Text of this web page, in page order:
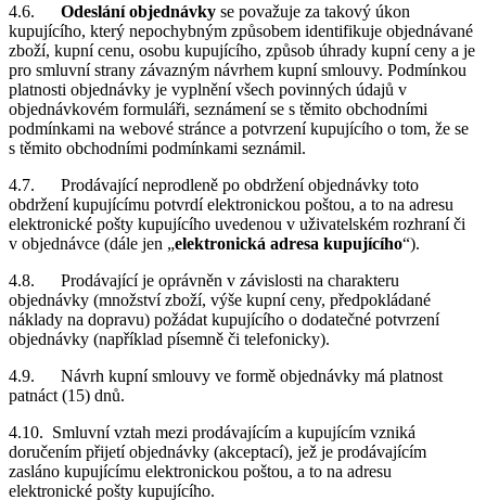
4.6. Odeslání objednávky se považuje za takový úkon
kupujícího, který nepochybným způsobem identifikuje objednávané
zboží, kupní cenu, osobu kupujícího, způsob úhrady kupní ceny a je
pro smluvní strany závazným návrhem kupní smlouvy. Podmínkou
platnosti objednávky je vyplnění všech povinných údajů v
objednávkovém formuláři, seznámení se s těmito obchodními
podmínkami na webové stránce a potvrzení kupujícího o tom, že se
s těmito obchodními podmínkami seznámil.
4.7. Prodávající neprodleně po obdržení objednávky toto
obdržení kupujícímu potvrdí elektronickou poštou, a to na adresu
elektronické pošty kupujícího uvedenou v uživatelském rozhraní či
v objednávce (dále jen „elektronická adresa kupujícího“).
4.8. Prodávající je oprávněn v závislosti na charakteru
objednávky (množství zboží, výše kupní ceny, předpokládané
náklady na dopravu) požádat kupujícího o dodatečné potvrzení
objednávky (například písemně či telefonicky).
4.9. Návrh kupní smlouvy ve formě objednávky má platnost
patnáct (15) dnů.
4.10. Smluvní vztah mezi prodávajícím a kupujícím vzniká
doručením přijetí objednávky (akceptací), jež je prodávajícím
zasláno kupujícímu elektronickou poštou, a to na adresu
elektronické pošty kupujícího.